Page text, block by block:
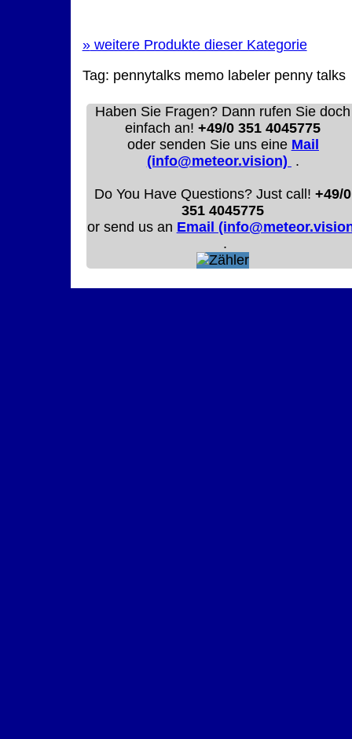
»weitere Produkte dieser Kategorie
Tag: pennytalksmemo labelerpenny talks
Haben Sie Fragen? Dann rufen Sie doch
einfach an!+49/0 351 4045775
oder senden Sie uns eine Mail
(info@meteor.vision) .
Do You Have Questions? Just call!+49/0
351 4045775
or send us an Email
.